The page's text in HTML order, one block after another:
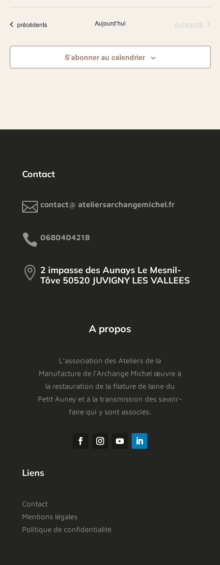
Évènements
précédents Aujourd’hui Évènements
suivants
S’abonner au calendrier
Contact
 contact@ ateliersarchangemichel.fr
 0680404218
 2 impasse des Aunays Le Mesnil-
Tôve 50520 JUVIGNY LES VALLEES
A propos
L’association des Ateliers de la
Manufacture de l’Archange Michel œuvre à
la restauration de la filature de laine du
Petit Auney et à la transmission des savoir-
faire qui y sont associés.
Liens
Contact
Mentions légales
Politique de confidentialité